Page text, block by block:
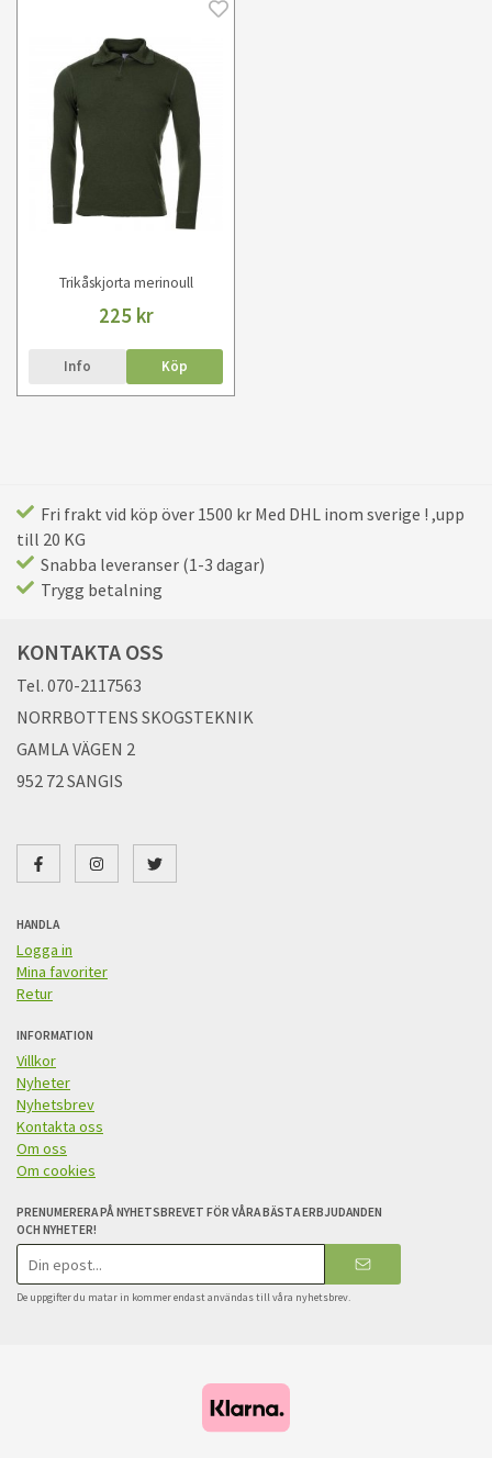
Trikåskjorta merinoull
225 kr
Info Köp
Fri frakt vid köp över 1500 kr Med DHL inom sverige ! ,upp
till 20 KG
Snabba leveranser (1-3 dagar)
Trygg betalning
KONTAKTA OSS
Tel. 070-2117563
NORRBOTTENS SKOGSTEKNIK
GAMLA VÄGEN 2
952 72 SANGIS
HANDLA
Logga in
Mina favoriter
Retur
INFORMATION
Villkor
Nyheter
Nyhetsbrev
Kontakta oss
Om oss
Om cookies
PRENUMERERA PÅ NYHETSBREVET FÖR VÅRA BÄSTA ERBJUDANDEN
OCH NYHETER!
E-
postadress
De uppgifter du matar in kommer endast användas till våra nyhetsbrev.